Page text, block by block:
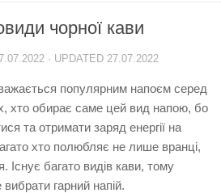
чорної кави
· UPDATED 27.07.2022
популярним напоєм серед
хто обирає саме цей вид напою, бо
та отримати заряд енергії на
хто полюбляє не лише вранці,
Існує багато видів кави, тому
гарний напій.